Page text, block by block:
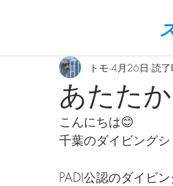
あたた
トモ 4月26日 読
こんにちは😊
千葉のダイビング
PADI公認のダイビ